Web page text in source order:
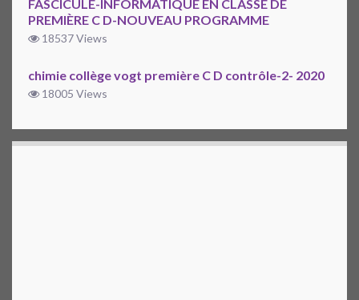
FASCICULE-INFORMATIQUE EN CLASSE DE
PREMIÈRE C D-NOUVEAU PROGRAMME
18537 Views
chimie collège vogt première C D contrôle-2- 2020
18005 Views